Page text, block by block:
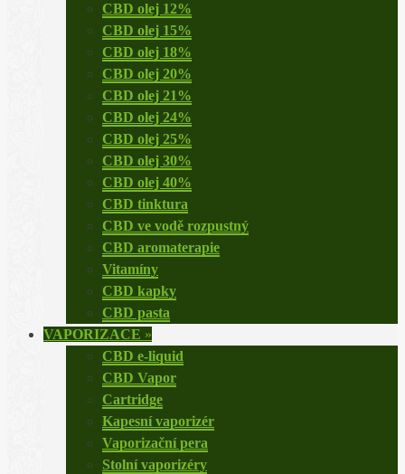
CBD olej 12%
CBD olej 15%
CBD olej 18%
CBD olej 20%
CBD olej 21%
CBD olej 24%
CBD olej 25%
CBD olej 30%
CBD olej 40%
CBD tinktura
CBD ve vodě rozpustný
CBD aromaterapie
Vitamíny
CBD kapky
CBD pasta
VAPORIZACE »
CBD e-liquid
CBD Vapor
Cartridge
Kapesní vaporizér
Vaporizační pera
Stolní vaporizéry